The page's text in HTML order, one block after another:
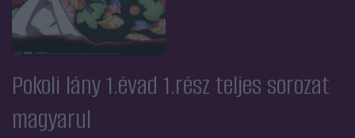
Pokoli lány 1.évad 1.rész teljes sorozat
magyarul